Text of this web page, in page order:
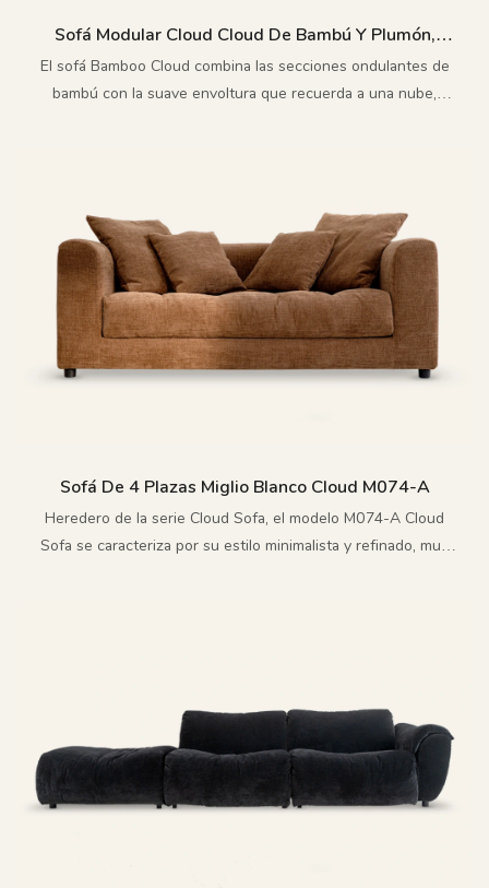
Sofá Modular Cloud Cloud De Bambú Y Plumón,
Desmontable Y Lavable M179
El sofá Bamboo Cloud combina las secciones ondulantes de
bambú con la suave envoltura que recuerda a una nube,
Sofá De 4 Plazas Miglio Blanco Cloud M074-A
Heredero de la serie Cloud Sofa, el modelo M074-A Cloud
Sofa se caracteriza por su estilo minimalista y refinado, muy